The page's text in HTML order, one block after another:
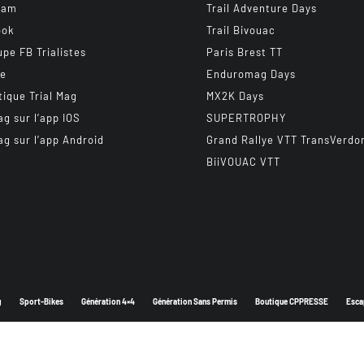
FB Trialistes
Trial Mag
sur l’app IOS
sur l’app Android
Trail Adventure Days
Trail Bivouac
Paris Brest TT
Enduromag Days
MX2K Days
SUPERTROPHY
Grand Rallye VTT
BiiVOUAC VTT
Sport-Bikes Génération 4×4 Génération Sans Permis Boutique CPPRESSE